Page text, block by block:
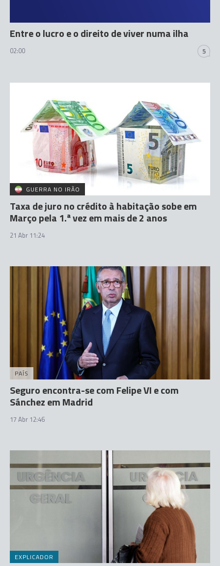
Entre o lucro e o direito de viver numa ilha
02:00 5
GUERRA NO IRÃO
Taxa de juro no crédito à habitação sobe em
Março pela 1.ª vez em mais de 2 anos
21 Abr 11:24
PAÍS
Seguro encontra-se com Felipe VI e com
Sánchez em Madrid
17 Abr 12:46
EXPLICADOR